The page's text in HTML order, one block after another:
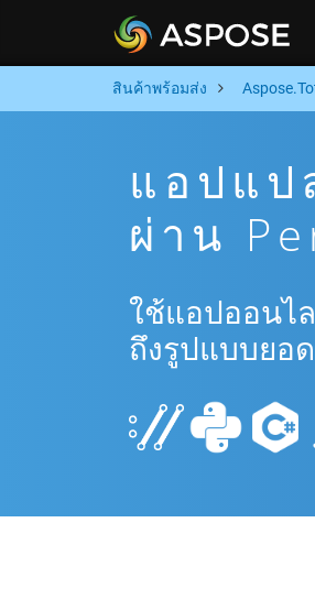
สินค้าพร้อมส่ง
แอปแป
ผ่าน
ใช้แอปออนไล
ถึงรูปแบบยอ